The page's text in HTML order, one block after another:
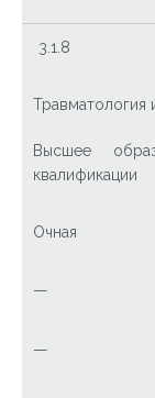
3.1.8
Травматология
Высшее
квалификации
Очная
—
—